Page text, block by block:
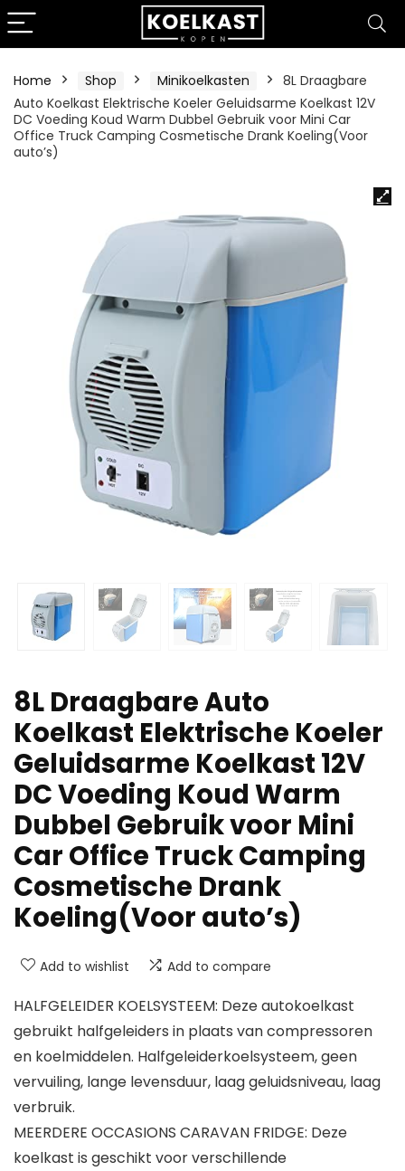
Home Shop Minikoelkasten
8L Draagbare
Auto Koelkast Elektrische Koeler Geluidsarme Koelkast 12V
DC Voeding Koud Warm Dubbel Gebruik voor Mini Car
Office Truck Camping Cosmetische Drank Koeling(Voor
auto’s)
8L Draagbare Auto
Koelkast Elektrische Koeler
Geluidsarme Koelkast 12V
DC Voeding Koud Warm
Dubbel Gebruik voor Mini
Car Office Truck Camping
Cosmetische Drank
Koeling(Voor auto’s)
Add to wishlist Add to compare
HALFGELEIDER KOELSYSTEEM: Deze autokoelkast
gebruikt halfgeleiders in plaats van compressoren
en koelmiddelen. Halfgeleiderkoelsysteem, geen
vervuiling, lange levensduur, laag geluidsniveau, laag
verbruik.
MEERDERE OCCASIONS CARAVAN FRIDGE: Deze
koelkast is geschikt voor verschillende